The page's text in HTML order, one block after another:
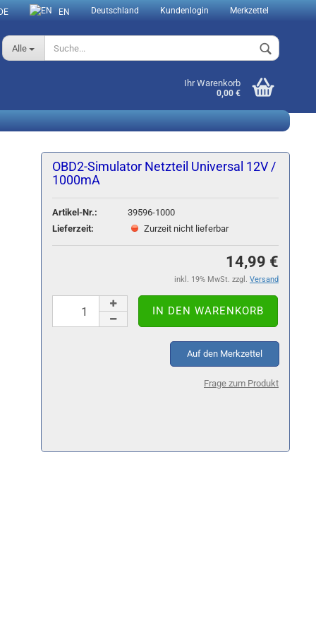
EN Deutschland Kundenlogin
Passwort vergessen?
Merkzettel
Alle
Ihr Warenkorb
0,00 €
OBD2-Simulator Netzteil Universal 12V /
1000mA
Artikel-Nr.:
39596-1000
Lieferzeit:
Zurzeit nicht lieferbar
14,99 €
inkl. 19% MwSt. zzgl. Versand
Auf den Merkzettel
Frage zum Produkt